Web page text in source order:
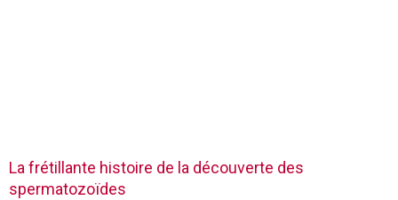
La frétillante histoire de la découverte des
spermatozoïdes